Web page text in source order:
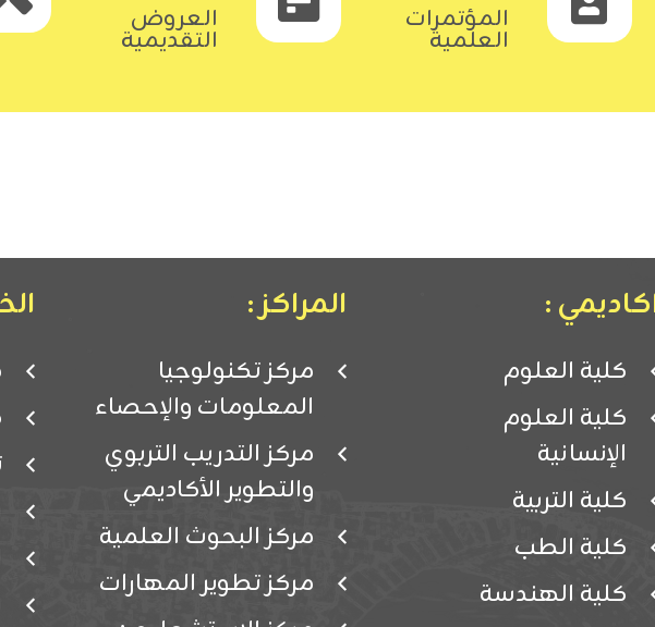
المؤتمرات
العلمية
العروض
التقديمية
:
كلية العلوم
كلية العلوم
الإنسانية
كلية التربية
كلية الطب
كلية الهندسة
المراكز :
مركز تكنولوجيا
المعلومات والإحصاء
مركز التدريب التربوي
والتطوير الأكاديمي
مركز البحوث العلمية
مركز تطوير المهارات